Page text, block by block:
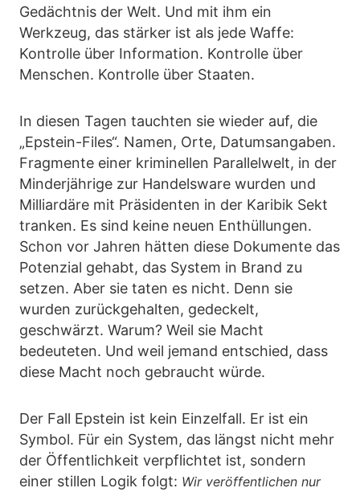
Gedächtnis der Welt. Und mit ihm ein
Werkzeug, das stärker ist als jede Waffe:
Kontrolle über Information. Kontrolle über
Menschen. Kontrolle über Staaten.
In diesen Tagen tauchten sie wieder auf, die
„Epstein-Files“. Namen, Orte, Datumsangaben.
Fragmente einer kriminellen Parallelwelt, in der
Minderjährige zur Handelsware wurden und
Milliardäre mit Präsidenten in der Karibik Sekt
tranken. Es sind keine neuen Enthüllungen.
Schon vor Jahren hätten diese Dokumente das
Potenzial gehabt, das System in Brand zu
setzen. Aber sie taten es nicht. Denn sie
wurden zurückgehalten, gedeckelt,
geschwärzt. Warum? Weil sie Macht
bedeuteten. Und weil jemand entschied, dass
diese Macht noch gebraucht würde.
Der Fall Epstein ist kein Einzelfall. Er ist ein
Symbol. Für ein System, das längst nicht mehr
der Öffentlichkeit verpflichtet ist, sondern
einer stillen Logik folgt: Wir veröffentlichen nur